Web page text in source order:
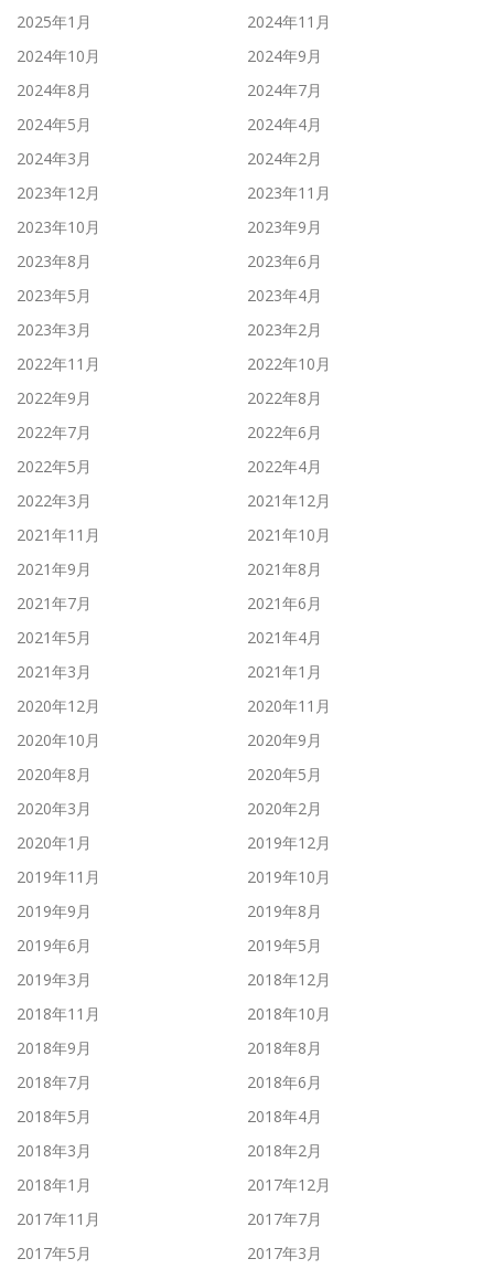
2025年1月
2024年11月
2024年10月
2024年9月
2024年8月
2024年7月
2024年5月
2024年4月
2024年3月
2024年2月
2023年12月
2023年11月
2023年10月
2023年9月
2023年8月
2023年6月
2023年5月
2023年4月
2023年3月
2023年2月
2022年11月
2022年10月
2022年9月
2022年8月
2022年7月
2022年6月
2022年5月
2022年4月
2022年3月
2021年12月
2021年11月
2021年10月
2021年9月
2021年8月
2021年7月
2021年6月
2021年5月
2021年4月
2021年3月
2021年1月
2020年12月
2020年11月
2020年10月
2020年9月
2020年8月
2020年5月
2020年3月
2020年2月
2020年1月
2019年12月
2019年11月
2019年10月
2019年9月
2019年8月
2019年6月
2019年5月
2019年3月
2018年12月
2018年11月
2018年10月
2018年9月
2018年8月
2018年7月
2018年6月
2018年5月
2018年4月
2018年3月
2018年2月
2018年1月
2017年12月
2017年11月
2017年7月
2017年5月
2017年3月